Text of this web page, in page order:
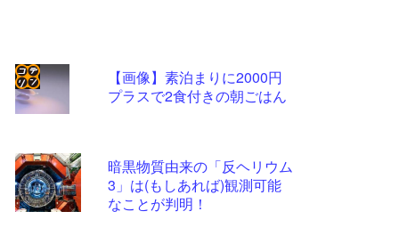
【画像】素泊まりに2000円
プラスで2食付きの朝ごはん
暗黒物質由来の「反ヘリウム
3」は(もしあれば)観測可能
なことが判明！
コテ
- 固
定リ
ンク